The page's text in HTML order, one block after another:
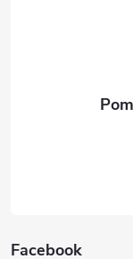
Facebook